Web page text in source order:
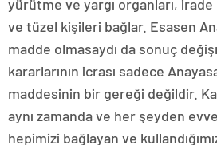
yürütme ve yargı organları, irade
ve tüzel kişileri bağlar. Esasen
madde olmasaydı da sonuç
kararlarının icrası sadece
maddesinin bir gereği değildir.
aynı zamanda ve her şeyden
hepimizi bağlayan ve